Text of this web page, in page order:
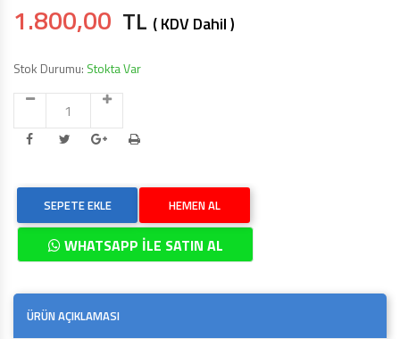
1.800,00 TL ( KDV Dahil )
Stok Durumu: Stokta Var
SEPETE EKLE HEMEN AL
WHATSAPP İLE SATIN AL
ÜRÜN AÇIKLAMASI